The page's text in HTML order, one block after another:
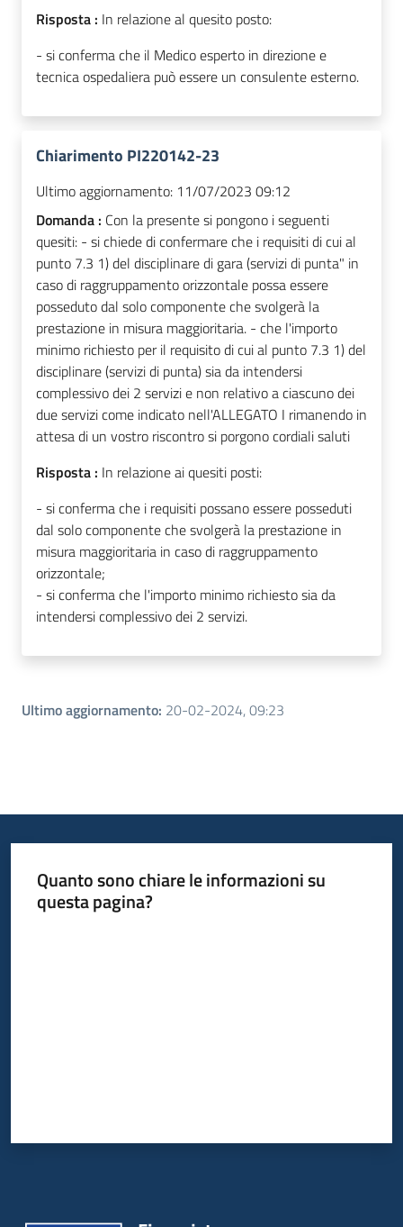
Risposta : In relazione al quesito posto:
- si conferma che il Medico esperto in direzione e
tecnica ospedaliera può essere un consulente esterno.
Chiarimento PI220142-23
Ultimo aggiornamento: 11/07/2023 09:12
Domanda : Con la presente si pongono i seguenti
quesiti: - si chiede di confermare che i requisiti di cui al
punto 7.3 1) del disciplinare di gara (servizi di punta" in
caso di raggruppamento orizzontale possa essere
posseduto dal solo componente che svolgerà la
prestazione in misura maggioritaria. - che l'importo
minimo richiesto per il requisito di cui al punto 7.3 1) del
disciplinare (servizi di punta) sia da intendersi
complessivo dei 2 servizi e non relativo a ciascuno dei
due servizi come indicato nell'ALLEGATO I rimanendo in
attesa di un vostro riscontro si porgono cordiali saluti
Risposta : In relazione ai quesiti posti:
- si conferma che i requisiti possano essere posseduti
dal solo componente che svolgerà la prestazione in
misura maggioritaria in caso di raggruppamento
orizzontale;
- si conferma che l'importo minimo richiesto sia da
intendersi complessivo dei 2 servizi.
Ultimo aggiornamento: 20-02-2024, 09:23
Quanto sono chiare le informazioni su
questa pagina?